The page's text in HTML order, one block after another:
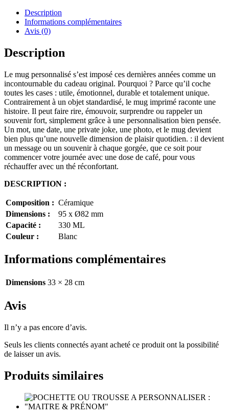
Description
Informations complémentaires
Avis (0)
Description
Le mug personnalisé s’est imposé ces dernières années comme un
incontournable du cadeau original. Pourquoi ? Parce qu’il coche
toutes les cases : utile, émotionnel, durable et totalement unique.
Contrairement à un objet standardisé, le mug imprimé raconte une
histoire. Il peut faire rire, émouvoir, surprendre ou rappeler un
souvenir fort, simplement grâce à une personnalisation bien pensée.
Un mot, une date, une private joke, une photo, et le mug devient
bien plus qu’une nouvelle dimension de plaisir quotidien. : il devient
un message ou un souvenir à chaque gorgée, que ce soit pour
commencer votre journée avec une dose de café, pour vous
réchauffer avec un thé réconfortant.
DESCRIPTION :
Composition : Céramique
Dimensions :
95 x Ø82 mm
Capacité :
330 ML
Couleur :
Blanc
Informations complémentaires
Dimensions 33 × 28 cm
Avis
Il n’y a pas encore d’avis.
Seuls les clients connectés ayant acheté ce produit ont la possibilité
de laisser un avis.
Produits similaires